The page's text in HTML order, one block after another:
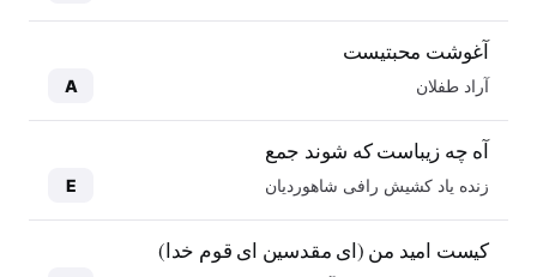
آغوشت محبتیست
آراد طفلان A
آه چه زیباست که شوند جمع
زنده یاد کشیش رافی شاهوردیان E
کیست امید من (ای مقدسین ای قوم خدا)